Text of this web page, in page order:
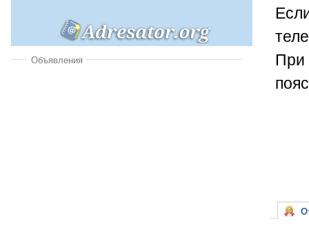
Объявления
При